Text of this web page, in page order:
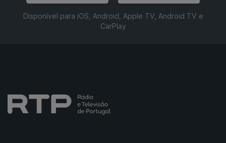
Disponível para iOS, Android, Apple TV, Android TV e
CarPlay